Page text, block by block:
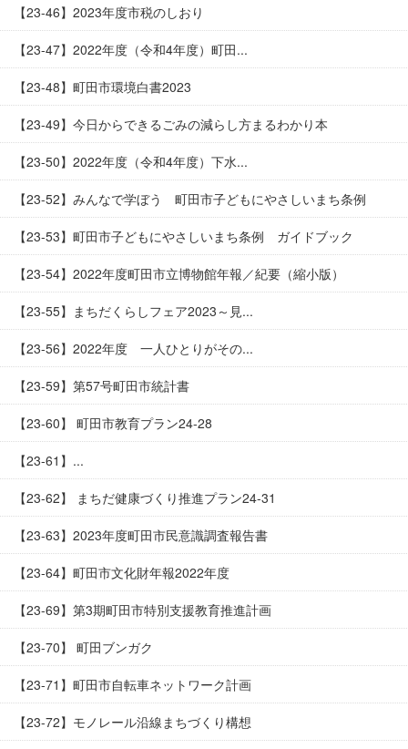
【23-46】2023年度市税のしおり
【23-47】2022年度（令和4年度）町田...
【23-48】町田市環境白書2023
【23-49】今日からできるごみの減らし方まるわかり本
【23-50】2022年度（令和4年度）下水...
【23-52】みんなで学ぼう 町田市子どもにやさしいまち条例
【23-53】町田市子どもにやさしいまち条例 ガイドブック
【23-54】2022年度町田市立博物館年報／紀要（縮小版）
【23-55】まちだくらしフェア2023～見...
【23-56】2022年度 一人ひとりがその...
【23-59】第57号町田市統計書
【23-60】 町田市教育プラン24-28
【23-61】...
【23-62】 まちだ健康づくり推進プラン24-31
【23-63】2023年度町田市民意識調査報告書
【23-64】町田市文化財年報2022年度
【23-69】第3期町田市特別支援教育推進計画
【23-70】 町田ブンガク
【23-71】町田市自転車ネットワーク計画
【23-72】モノレール沿線まちづくり構想